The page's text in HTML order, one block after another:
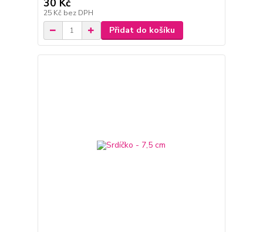
30 Kč
25 Kč bez DPH
Přidat do košíku